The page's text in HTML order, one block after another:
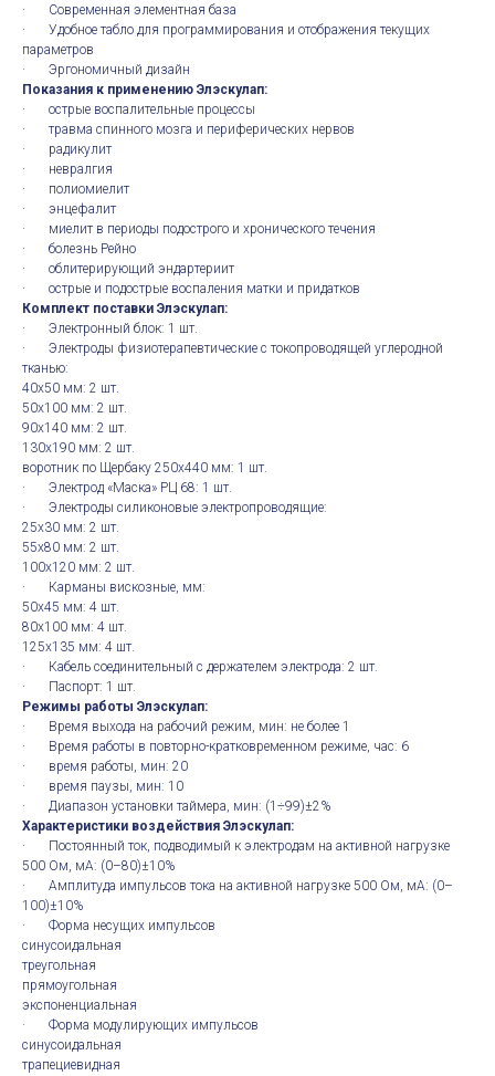
· Современная элементная база
· Удобное табло для программирования и отображения текущих
параметров
· Эргономичный дизайн
Показания к применению Элэскулап:
· острые воспалительные процессы
· травма спинного мозга и периферических нервов
· радикулит
· невралгия
· полиомиелит
· энцефалит
· миелит в периоды подострого и хронического течения
· болезнь Рейно
· облитерирующий эндартериит
· острые и подострые воспаления матки и придатков
Комплект поставки Элэскулап:
· Электронный блок: 1 шт.
· Электроды физиотерапевтические с токопроводящей углеродной
тканью:
40х50 мм: 2 шт.
50х100 мм: 2 шт.
90х140 мм: 2 шт.
130х190 мм: 2 шт.
воротник по Щербаку 250х440 мм: 1 шт.
· Электрод «Маска» РЦ 68: 1 шт.
· Электроды силиконовые электропроводящие:
25х30 мм: 2 шт.
55х80 мм: 2 шт.
100х120 мм: 2 шт.
· Карманы вискозные, мм:
50х45 мм: 4 шт.
80х100 мм: 4 шт.
125х135 мм: 4 шт.
· Кабель соединительный с держателем электрода: 2 шт.
· Паспорт: 1 шт.
Режимы работы Элэскулап:
· Время выхода на рабочий режим, мин: не более 1
· Время работы в повторно-кратковременном режиме, час: 6
· время работы, мин: 20
· время паузы, мин: 10
· Диапазон установки таймера, мин: (1÷99)±2%
Характеристики воздействия Элэскулап:
· Постоянный ток, подводимый к электродам на активной нагрузке
500 Ом, мА: (0–80)±10%
· Амплитуда импульсов тока на активной нагрузке 500 Ом, мА: (0–
100)±10%
· Форма несущих импульсов
синусоидальная
треугольная
прямоугольная
экспоненциальная
· Форма модулирующих импульсов
синусоидальная
трапециевидная